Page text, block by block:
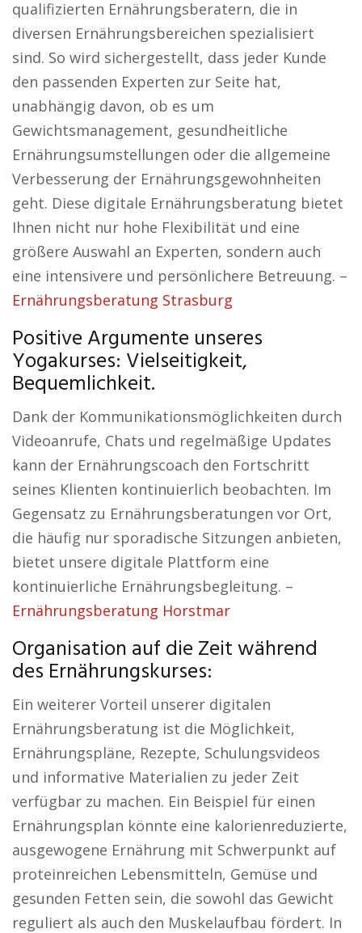
qualifizierten Ernährungsberatern, die in
diversen Ernährungsbereichen spezialisiert
sind. So wird sichergestellt, dass jeder Kunde
den passenden Experten zur Seite hat,
unabhängig davon, ob es um
Gewichtsmanagement, gesundheitliche
Ernährungsumstellungen oder die allgemeine
Verbesserung der Ernährungsgewohnheiten
geht. Diese digitale Ernährungsberatung bietet
Ihnen nicht nur hohe Flexibilität und eine
größere Auswahl an Experten, sondern auch
eine intensivere und persönlichere Betreuung. –
Ernährungsberatung Strasburg
Positive Argumente unseres
Yogakurses: Vielseitigkeit,
Bequemlichkeit.
Dank der Kommunikationsmöglichkeiten durch
Videoanrufe, Chats und regelmäßige Updates
kann der Ernährungscoach den Fortschritt
seines Klienten kontinuierlich beobachten. Im
Gegensatz zu Ernährungsberatungen vor Ort,
die häufig nur sporadische Sitzungen anbieten,
bietet unsere digitale Plattform eine
kontinuierliche Ernährungsbegleitung. –
Ernährungsberatung Horstmar
Organisation auf die Zeit während
des Ernährungskurses:
Ein weiterer Vorteil unserer digitalen
Ernährungsberatung ist die Möglichkeit,
Ernährungspläne, Rezepte, Schulungsvideos
und informative Materialien zu jeder Zeit
verfügbar zu machen. Ein Beispiel für einen
Ernährungsplan könnte eine kalorienreduzierte,
ausgewogene Ernährung mit Schwerpunkt auf
proteinreichen Lebensmitteln, Gemüse und
gesunden Fetten sein, die sowohl das Gewicht
reguliert als auch den Muskelaufbau fördert. In